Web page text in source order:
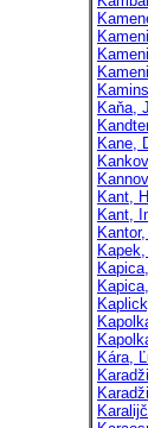
Kaňa,
Kane,
Kant,
Kant,
Kára,